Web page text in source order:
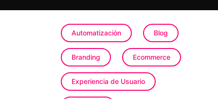
Automatización Blog
Branding Ecommerce
Experiencia de Usuario